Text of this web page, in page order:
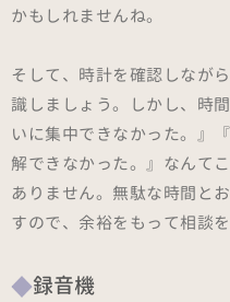
かもしれませんね。
そして、時計を確認しなが
識しましょう。しかし、時
いに集中できなかった。』
解できなかった。』なんて
ありません。無駄な時間と
すので、余裕をもって相談
録音機